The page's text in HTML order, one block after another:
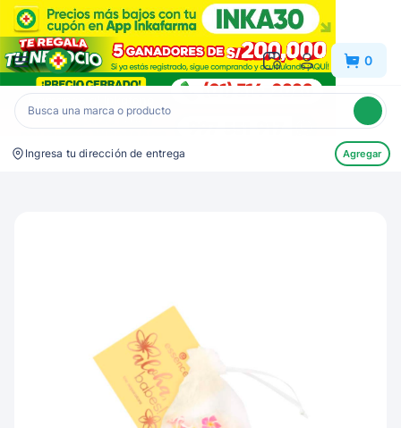
Inkafarma 0
Ingresa tu dirección de entrega Agregar